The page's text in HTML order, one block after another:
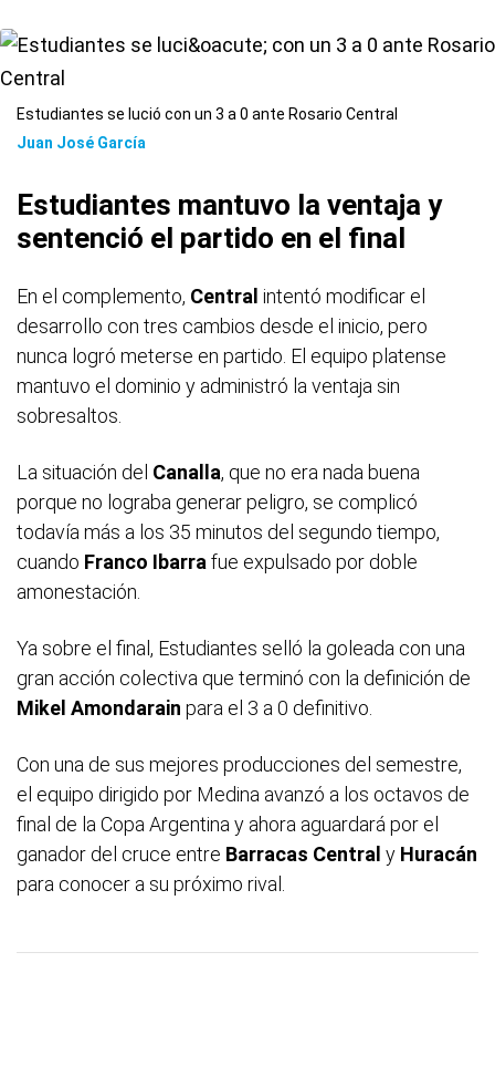
Estudiantes se lució con un 3 a 0 ante Rosario Central
Juan José García
Estudiantes mantuvo la ventaja y
sentenció el partido en el final
En el complemento, Central intentó modificar el
desarrollo con tres cambios desde el inicio, pero
nunca logró meterse en partido. El equipo platense
mantuvo el dominio y administró la ventaja sin
sobresaltos.
La situación del Canalla, que no era nada buena
porque no lograba generar peligro, se complicó
todavía más a los 35 minutos del segundo tiempo,
cuando Franco Ibarra fue expulsado por doble
amonestación.
Ya sobre el final, Estudiantes selló la goleada con una
gran acción colectiva que terminó con la definición de
Mikel Amondarain para el 3 a 0 definitivo.
Con una de sus mejores producciones del semestre,
el equipo dirigido por Medina avanzó a los octavos de
final de la Copa Argentina y ahora aguardará por el
ganador del cruce entre Barracas Central y Huracán
para conocer a su próximo rival.